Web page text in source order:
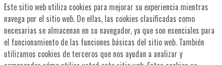
Este sitio web utiliza cookies para mejorar su experiencia mientras
navega por el sitio web. De ellas, las cookies clasificadas como
necesarias se almacenan en su navegador, ya que son esenciales para
el funcionamiento de las funciones básicas del sitio web. También
utilizamos cookies de terceros que nos ayudan a analizar y